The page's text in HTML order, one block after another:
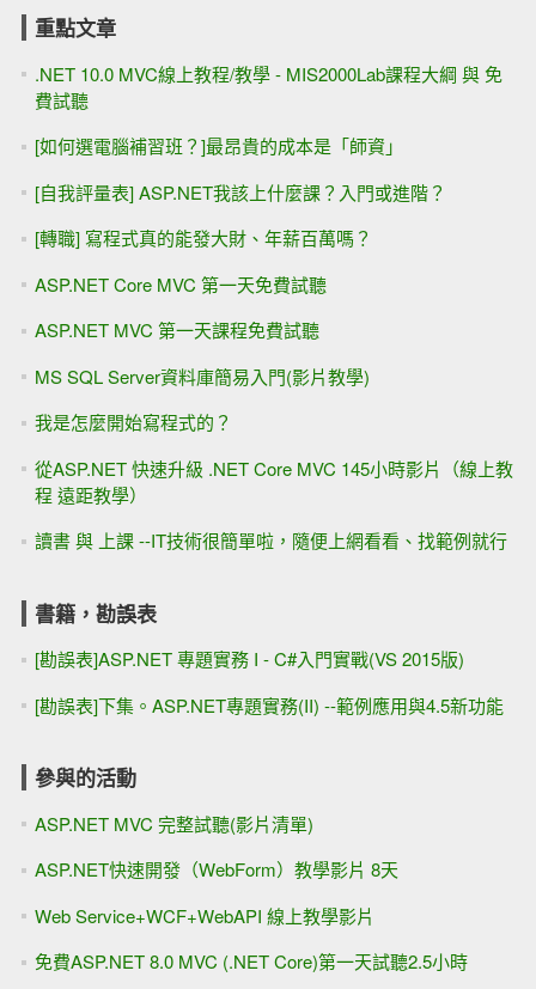
重點文章
.NET 10.0 MVC線上教程/教學 - MIS2000Lab課程大綱 與 免
費試聽
[如何選電腦補習班？]最昂貴的成本是「師資」
[自我評量表] ASP.NET我該上什麼課？入門或進階？
[轉職] 寫程式真的能發大財、年薪百萬嗎？
ASP.NET Core MVC 第一天免費試聽
ASP.NET MVC 第一天課程免費試聽
MS SQL Server資料庫簡易入門(影片教學)
我是怎麼開始寫程式的？
從ASP.NET 快速升級 .NET Core MVC 145小時影片（線上教
程 遠距教學）
讀書 與 上課 --IT技術很簡單啦，隨便上網看看、找範例就行
書籍，勘誤表
[勘誤表]ASP.NET 專題實務 I - C#入門實戰(VS 2015版)
[勘誤表]下集。ASP.NET專題實務(II) --範例應用與4.5新功能
參與的活動
ASP.NET MVC 完整試聽(影片清單)
ASP.NET快速開發（WebForm）教學影片 8天
Web Service+WCF+WebAPI 線上教學影片
免費ASP.NET 8.0 MVC (.NET Core)第一天試聽2.5小時